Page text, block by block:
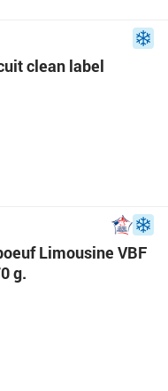
clean label
Limousine VBF
g.